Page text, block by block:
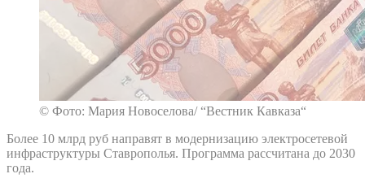
© Фото: Мария Новоселова/ “Вестник Кавказа“
Более 10 млрд руб направят в модернизацию электросетевой
инфраструктуры Ставрополья. Программа рассчитана до 2030
года.